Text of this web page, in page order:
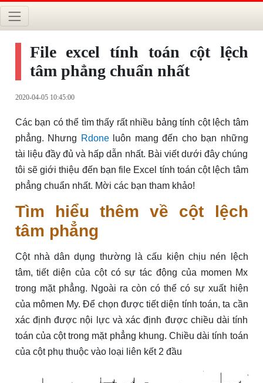
File excel tính toán cột lệch
tâm phẳng chuẩn nhất
2020-04-05 10:45:00
Các bạn có thể tìm thấy rất nhiều bảng tính cột lệch tâm
phẳng. Nhưng Rdoneluôn mang đến cho bạn những
tài liệu đầy đủ và hấp dẫn nhất. Bài viết dưới đây chúng
tôi sẽ giới thiệu đến bạn file Excel tính toán cột lệch tâm
phẳng chuẩn nhất. Mời các bạn tham khảo!
Tìm hiểu thêm về cột lệch
tâm phẳng
Cột nhà dân dụng thường là cấu kiện chịu nén lệch
tâm, tiết diện của cột có sự tác động của momen Mx
trong mặt phẳng. Ngoài ra còn có thể có sự xuất hiện
của mômen My. Để chọn được tiết diện tính toán, ta cần
xác định được nội lực và xác định được chiều dài tính
toán của cột trong mặt phẳng khung. Chiều dài tính toán
của cột phụ thuộc vào loại liên kết 2 đầu